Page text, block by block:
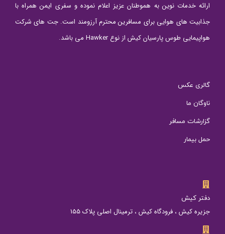
ارائه خدمات نوین به هموطنان عزیز اعلام نموده و سفری ایمن همراه با
جذابیت های هوایی برای مسافرین محترم آرزومند است. جت های شرکت
هواپیمایی طوس پارسیان کیش از نوع Hawker می باشد.
گالری عکس
ناوگان ما
گزارشات مسافر
حمل بیمار
دفتر کیش
جزیره کیش ، فرودگاه کیش ، ترمینال اصلی پلاک 155